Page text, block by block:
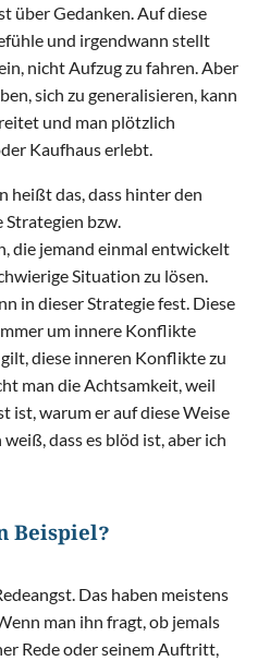
über Gedanken. Auf diese
und irgendwann stellt
nicht Aufzug zu fahren. Aber
sich zu generalisieren, kann
und man plötzlich
Kaufhaus erlebt.
heißt das, dass hinter den
bzw.
die jemand einmal entwickelt
Situation zu lösen.
in dieser Strategie fest. Diese
um innere Konflikte
diese inneren Konflikte zu
man die Achtsamkeit, weil
ist, warum er auf diese Weise
dass es blöd ist, aber ich
Beispiel?
Das haben meistens
man ihn fragt, ob jemals
Rede oder seinem Auftritt,